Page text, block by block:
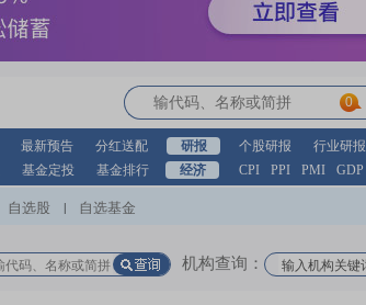
0
最新预告 分红送配 研报 个股研报 行业研报
基金定投 基金排行 经济 CPI PPI PMI GDP
自选股 自选基金
机构查询：